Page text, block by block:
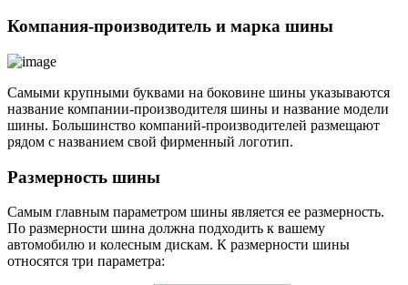
Компания-производитель и марка шины
Самыми крупными буквами на боковине шины указываются
название компании-производителя шины и название модели
шины. Большинство компаний-производителей размещают
рядом с названием свой фирменный логотип.
Размерность шины
Самым главным параметром шины является ее размерность.
По размерности шина должна подходить к вашему
автомобилю и колесным дискам. К размерности шины
относятся три параметра: